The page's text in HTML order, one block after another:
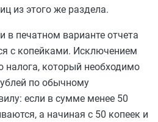
из этого же раздела.
в печатном варианте отчета
с копейками. Исключением
налога, который необходимо
по обычному
если в сумме менее 50
а начиная с 50 копеек и